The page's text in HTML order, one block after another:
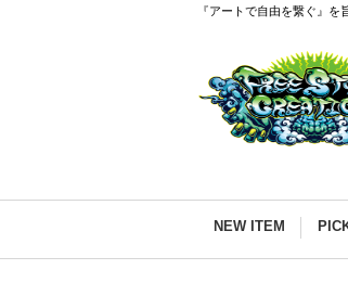
『アートで自由を繋ぐ』
NEW ITEM